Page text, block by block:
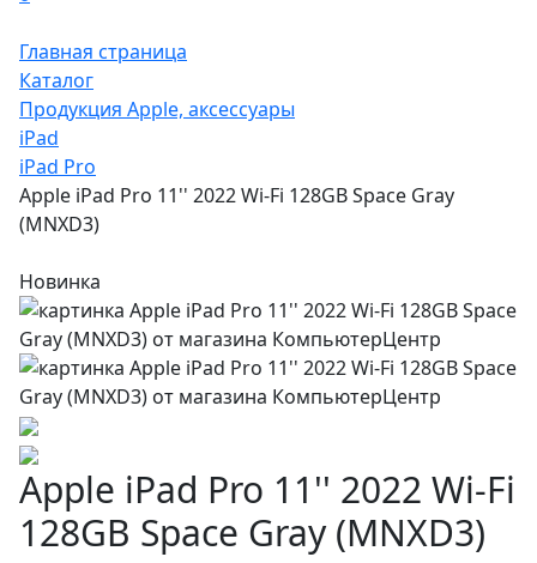
Главная страница
Каталог
Продукция Apple, аксессуары
iPad
iPad Pro
Apple iPad Pro 11'' 2022 Wi-Fi 128GB Space Gray
(MNXD3)
Новинка
Apple iPad Pro 11'' 2022 Wi-Fi
128GB Space Gray (MNXD3)